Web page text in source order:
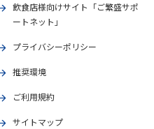
飲食店様向けサイト「ご繁盛サポ
ートネット」
プライバシーポリシー
推奨環境
ご利用規約
サイトマップ